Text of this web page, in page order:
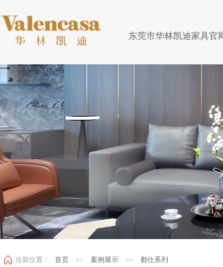
东莞市华林凯迪家具官
当前位置： 首页 >> 案例展示 >> 都仕系列